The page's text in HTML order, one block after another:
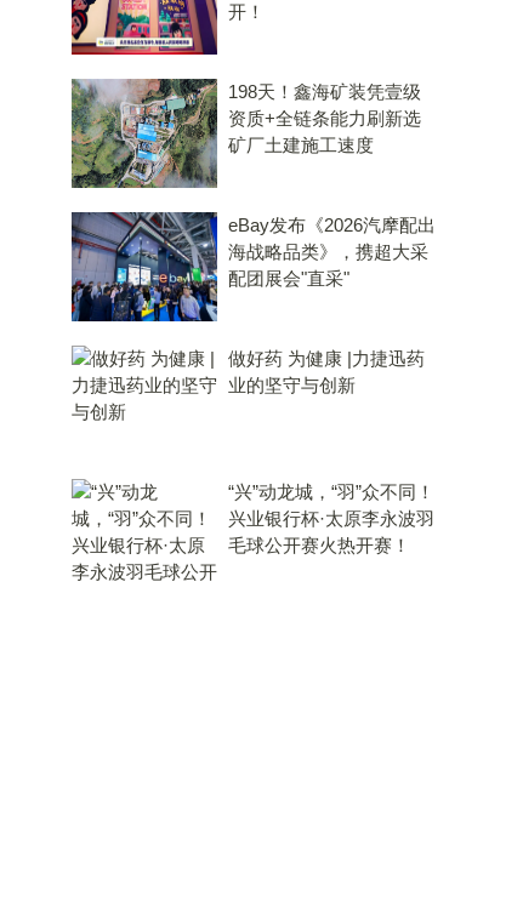
开！
198天！鑫海矿装凭壹级
资质+全链条能力刷新选
矿厂土建施工速度
eBay发布《2026汽摩配出
海战略品类》，携超大采
配团展会"直采"
做好药 为健康 |力捷迅药
业的坚守与创新
“兴”动龙城，“羽”众不同！
兴业银行杯·太原李永波羽
毛球公开赛火热开赛！